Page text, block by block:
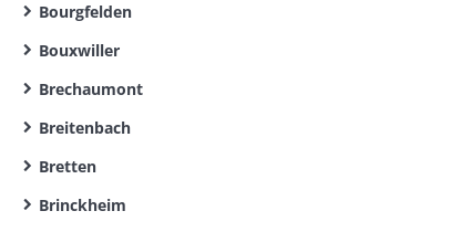
Bourgfelden
Bouxwiller
Brechaumont
Breitenbach
Bretten
Brinckheim